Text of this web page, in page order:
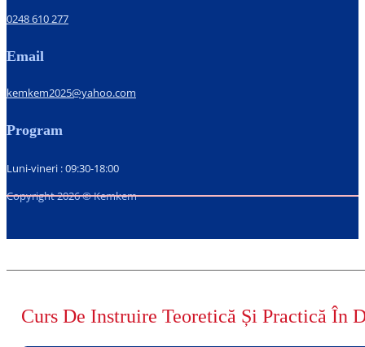
0248 610 277
Email
kemkem2025@yahoo.com
Program
Luni-vineri : 09:30-18:00
Copyright 2026 © Kemkem
Curs De Instruire Teoretică Și Practică